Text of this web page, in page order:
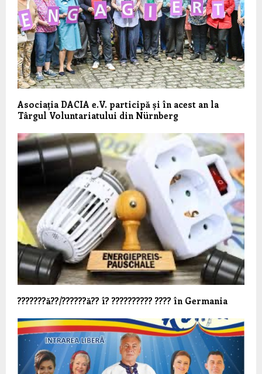
Asociația DACIA e.V. participă și în acest an la
Târgul Voluntariatului din Nürnberg
???????ă??/??????ă?? î? ?????????? ???? în Germania